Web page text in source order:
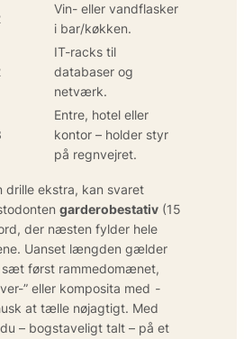
Vin- eller vandflasker
i bar/køkken.
IT-racks til
databaser og
netværk.
Entre, hotel eller
kontor – holder styr
på regnvejret.
drille ekstra, kan svaret
garderobestativ (15
der næsten fylder hele
Uanset længden gælder
sæt først rammedomænet,
” eller komposita med -
at tælle nøjagtigt. Med
– bogstaveligt talt – på et